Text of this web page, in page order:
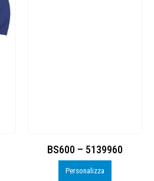
BS600 – 5139960
Personalizza